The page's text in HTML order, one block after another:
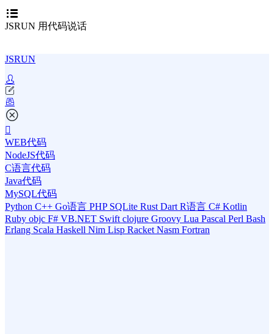
JSRUN 用代码说话
JSRUN
WEB代码
NodeJS代码
C语言代码
Java代码
MySQL代码
Python C++ Go语言 PHP SQLite Rust Dart R语言 C# Kotlin
Ruby objc F# VB.NET Swift clojure Groovy Lua Pascal Perl Bash
Erlang Scala Haskell Nim Lisp Racket Nasm Fortran